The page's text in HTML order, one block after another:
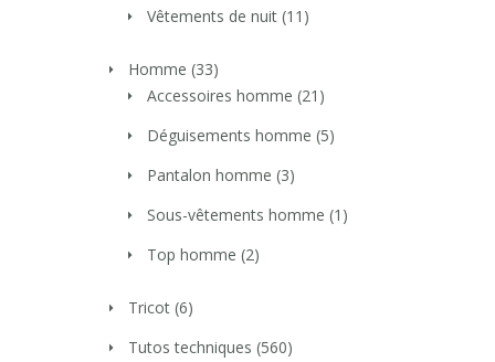
Vêtements de nuit (11)
Homme (33)
Accessoires homme (21)
Déguisements homme (5)
Pantalon homme (3)
Sous-vêtements homme (1)
Top homme (2)
Tricot (6)
Tutos techniques (560)